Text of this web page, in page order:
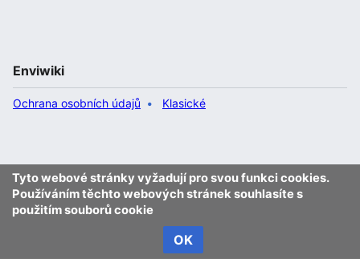
Tyto webové stránky vyžadují pro svou funkci cookies.
Používáním těchto webových stránek souhlasíte s
použitím souborů cookie
OK
Enviwiki
Ochrana osobních údajů Klasické